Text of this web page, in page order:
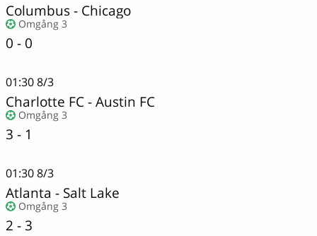
Columbus - Chicago
Omgång 3
0 - 0
01:308/3
Charlotte FC-Austin FC
Omgång 3
3 - 1
01:308/3
Atlanta - Salt Lake
Omgång 3
2 - 3